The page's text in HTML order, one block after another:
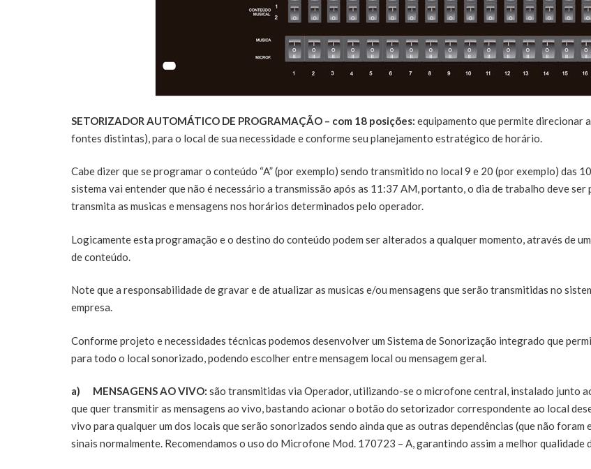
SETORIZADOR AUTOMÁTICO DE PROGRAMAÇÃO – com 18 posições: equipamento que permite direcionar
fontes distintas), para o local de sua necessidade e conforme seu planejamento estratégico de horário.
Cabe dizer que se programar o conteúdo “A” (por exemplo) sendo transmitido no local 9 e 20 (por exemplo)
sistema vai entender que não é necessário a transmissão após as 11:37 AM, portanto, o dia de trabalho deve
transmita as musicas e mensagens nos horários determinados pelo operador.
Logicamente esta programação e o destino do conteúdo podem ser alterados a qualquer momento, através de
de conteúdo.
Note que a responsabilidade de gravar e de atualizar as musicas e/ou mensagens que serão transmitidas no
empresa.
Conforme projeto e necessidades técnicas podemos desenvolver um Sistema de Sonorização integrado que
para todo o local sonorizado, podendo escolher entre mensagem local ou mensagem geral.
a) MENSAGENS AO VIVO: são transmitidas via Operador, utilizando-se o microfone central, instalado junto
que quer transmitir as mensagens ao vivo, bastando acionar o botão do setorizador correspondente ao local
vivo para qualquer um dos locais que serão sonorizados sendo ainda que as outras dependências (que não
sinais normalmente. Recomendamos o uso do Microfone Mod. 170723 – A, garantindo assim a melhor qualidade